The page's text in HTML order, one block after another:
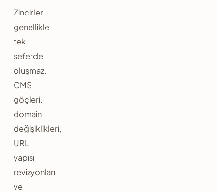
Zincirler
genellikle
tek
seferde
oluşmaz.
CMS
göçleri,
domain
değişiklikleri,
URL
yapısı
revizyonları
ve